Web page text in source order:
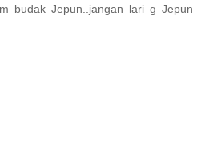
budak Jepun..jangan lari g Jepun